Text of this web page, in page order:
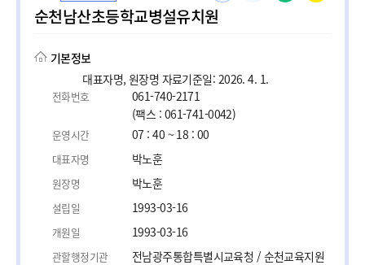
순천남산초등학교병설유치원
기본정보
대표자명, 원장명 자료기준일: 2026. 4. 1.
전화번호
061-740-2171
(팩스 : 061-741-0042)
운영시간 07 : 40 ~ 18 : 00
대표자명 박노훈
원장명 박노훈
설립일 1993-03-16
개원일 1993-03-16
관할행정기관
전남광주통합특별시교육청 / 순천교육지원